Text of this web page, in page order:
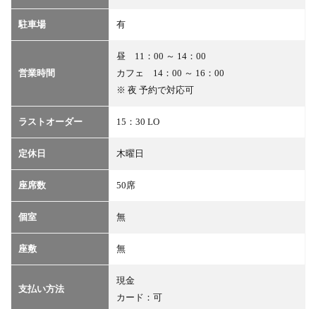
駐車場 有
営業時間
昼 11：00 ～ 14：00
カフェ 14：00 ～ 16：00
※ 夜 予約で対応可
ラストオーダー 15：30 LO
定休日 木曜日
座席数 50席
個室 無
座敷 無
支払い方法
現金
カード：可